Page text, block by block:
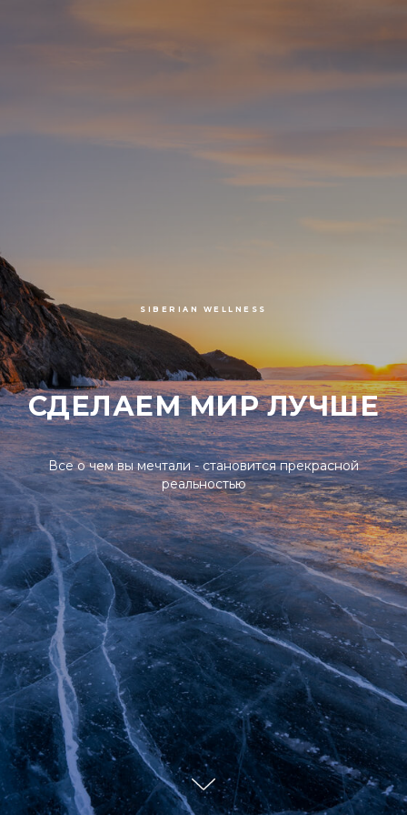
SIBERIAN WELLNESS
СДЕЛАЕМ МИР ЛУЧШЕ
Все о чем вы мечтали - становится прекрасной
реальностью